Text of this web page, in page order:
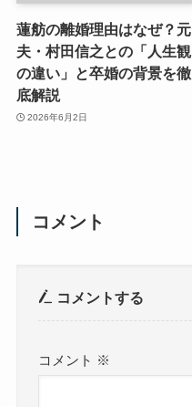
蓮舫の離婚理由はなぜ？元
夫・村田信之との「人生観
の違い」と卒婚の背景を徹
底解説
2026年6月2日
コメント
コメントする
コメント ※